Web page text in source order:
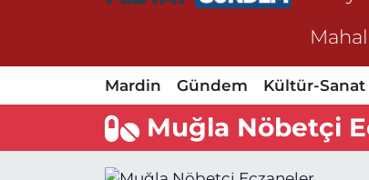
Mardin Gündem Kültür-Sanat
Muğla Nöbetçi